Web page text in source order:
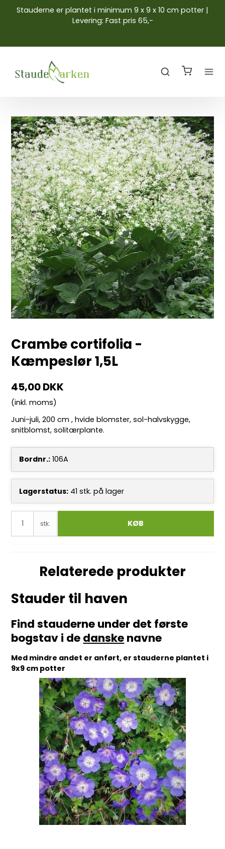
Stauderne er plantet i minimum 9 x 9 x 10 cm potter |
Levering: Fast pris 65,-
Crambe cortifolia -
Kæmpeslør 1,5L
45,00 DKK
(inkl. moms)
Juni-juli, 200 cm , hvide blomster, sol-halvskygge,
snitblomst, solitærplante.
Bordnr.: 106A
Lagerstatus: 41 stk. på lager
stk. KØB
Relaterede produkter
Stauder til haven
Find stauderne under det første
bogstav i dedanskenavne
Med mindre andet er anført, er stauderne plantet i
9x9 cm potter